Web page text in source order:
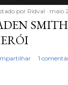
por Ridval maio
SMITH
1